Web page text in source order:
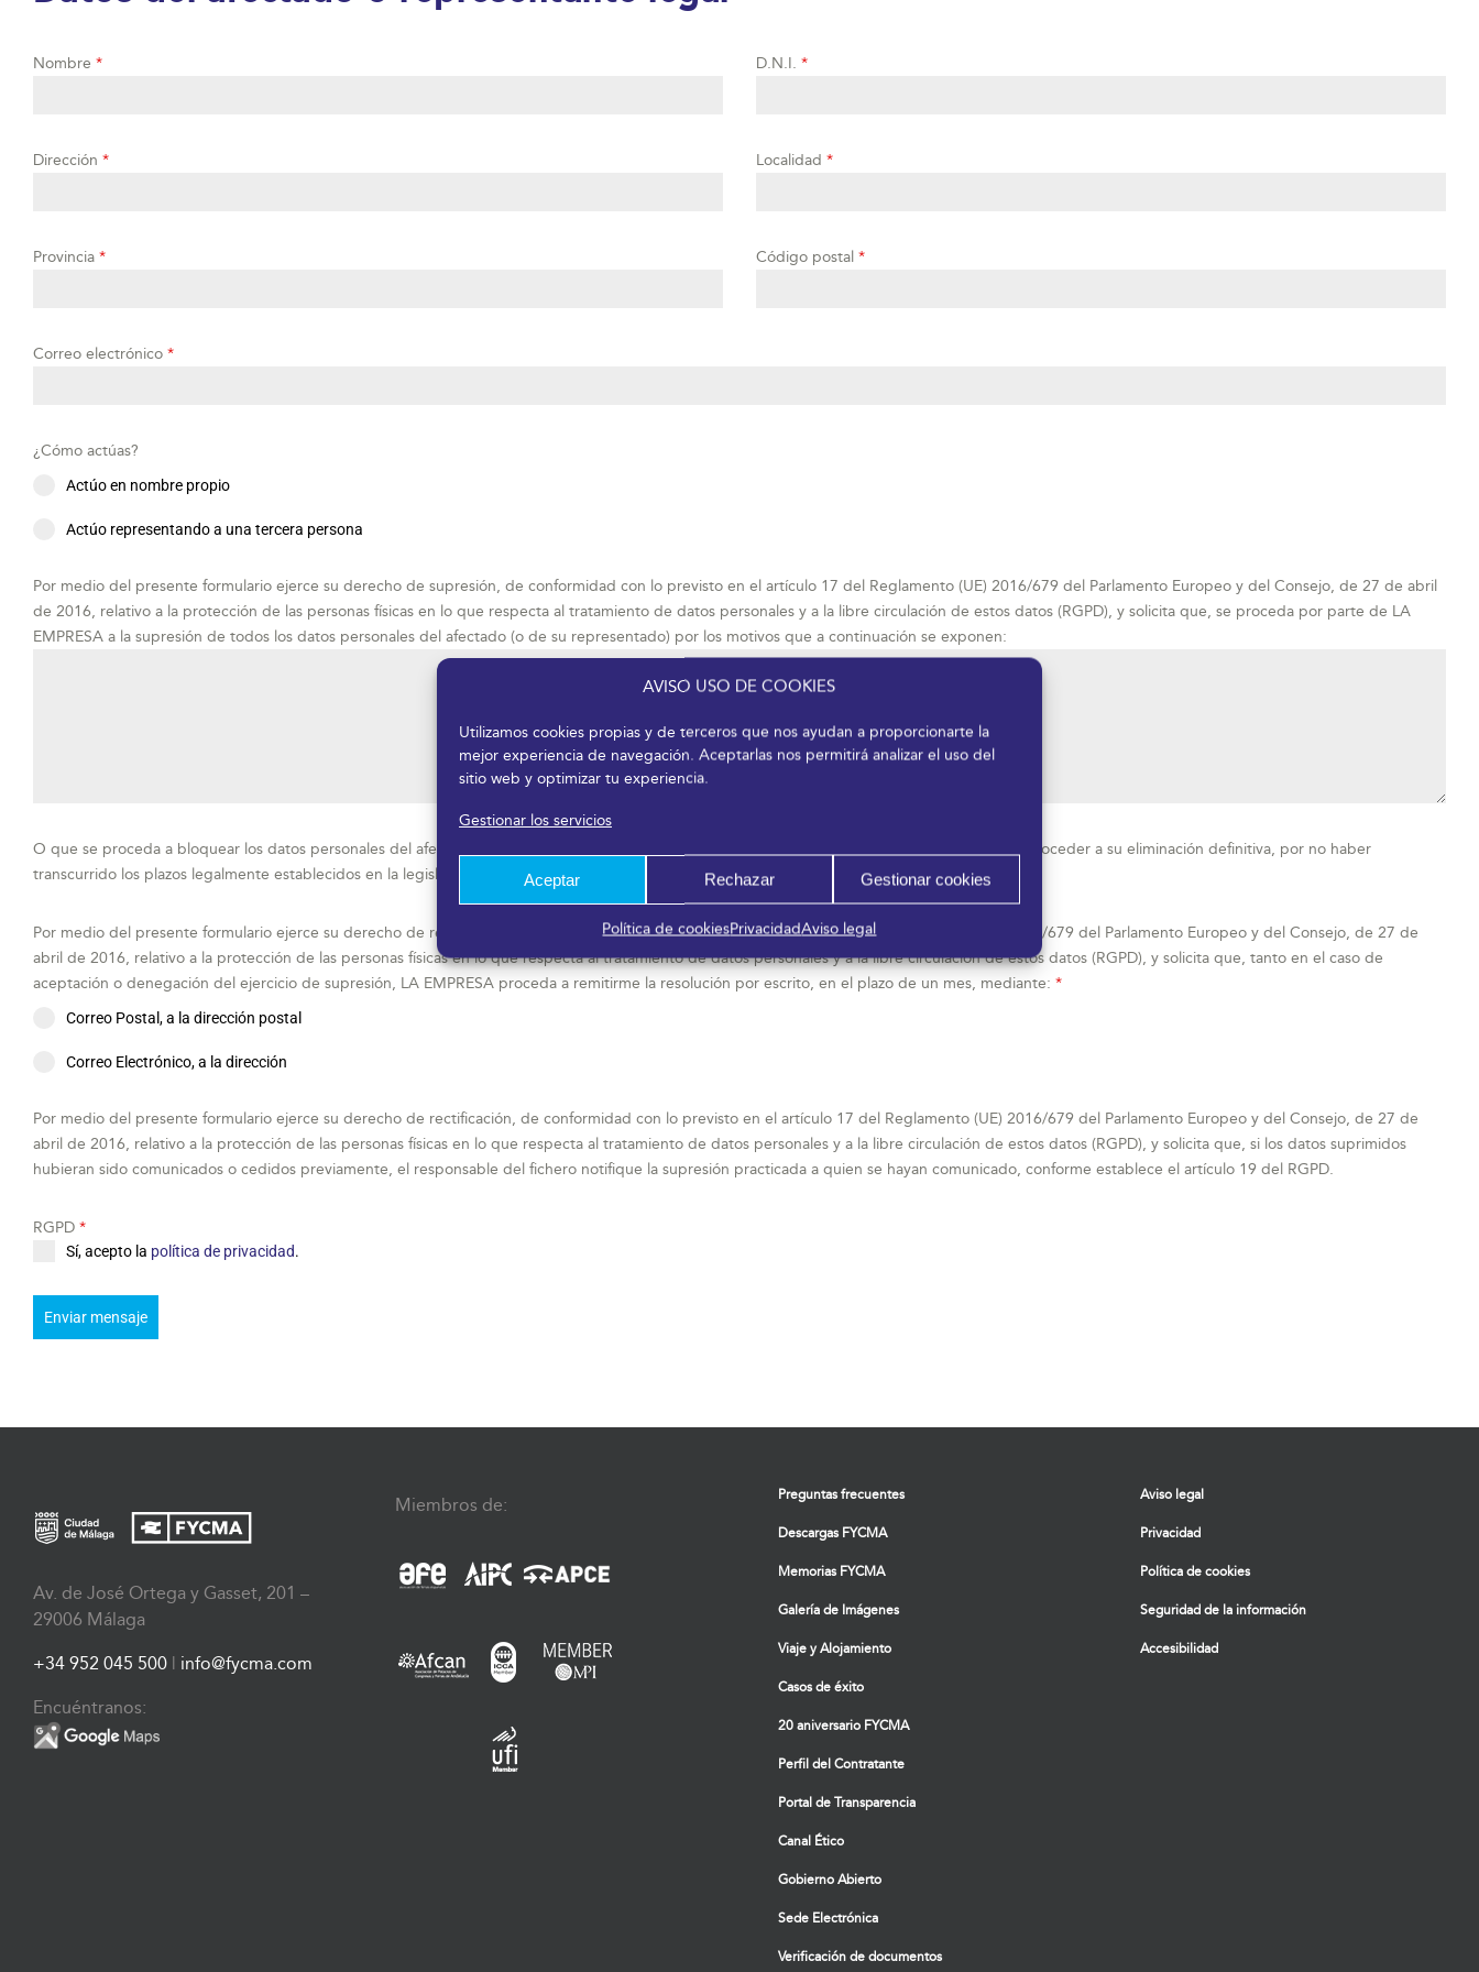
AVISO USO DE COOKIES
Utilizamos cookies propias y de terceros que nos ayudan a proporcionarte la
mejor experiencia de navegación. Aceptarlas nos permitirá analizar el uso del
sitio web y optimizar tu experiencia.
Gestionar los servicios
Aceptar Rechazar Gestionar cookies
Política de cookiesPrivacidadAviso legal
Nombre * D.N.I. *
Dirección * Localidad *
Provincia * Código postal *
Correo electrónico *
¿Cómo actúas?
Actúo en nombre propio
Actúo representando a una tercera persona
Por medio del presente formulario ejerce su derecho de supresión, de conformidad con lo previsto en el artículo 17 del Reglamento (UE) 2016/679 del Parlamento Europeo y del Consejo, de 27 de abril
de 2016, relativo a la protección de las personas físicas en lo que respecta al tratamiento de datos personales y a la libre circulación de estos datos (RGPD), y solicita que, se proceda por parte de LA
EMPRESA a la supresión de todos los datos personales del afectado (o de su representado) por los motivos que a continuación se exponen:
O que se proceda a bloquear los datos personales del afectado (o de su representado), en caso de que el Responsable del Fichero no pueda proceder a su eliminación definitiva, por no haber
transcurrido los plazos legalmente establecidos en la legislación vigente que resulte de aplicación a la actividad de LA EMPRESA.
Por medio del presente formulario ejerce su derecho de rectificación, de conformidad con lo previsto en el artículo 17 del Reglamento (UE) 2016/679 del Parlamento Europeo y del Consejo, de 27 de
abril de 2016, relativo a la protección de las personas físicas en lo que respecta al tratamiento de datos personales y a la libre circulación de estos datos (RGPD), y solicita que, tanto en el caso de
aceptación o denegación del ejercicio de supresión, LA EMPRESA proceda a remitirme la resolución por escrito, en el plazo de un mes, mediante: *
Correo Postal, a la dirección postal
Correo Electrónico, a la dirección
Por medio del presente formulario ejerce su derecho de rectificación, de conformidad con lo previsto en el artículo 17 del Reglamento (UE) 2016/679 del Parlamento Europeo y del Consejo, de 27 de
abril de 2016, relativo a la protección de las personas físicas en lo que respecta al tratamiento de datos personales y a la libre circulación de estos datos (RGPD), y solicita que, si los datos suprimidos
hubieran sido comunicados o cedidos previamente, el responsable del fichero notifique la supresión practicada a quien se hayan comunicado, conforme establece el artículo 19 del RGPD.
RGPD *
Sí, acepto la política de privacidad.
Enviar mensaje
Av. de José Ortega y Gasset, 201 –
29006 Málaga
+34 952 045 500 | info@fycma.com
Encuéntranos:
Miembros de: Preguntas frecuentes
Descargas FYCMA
Memorias FYCMA
Galería de Imágenes
Viaje y Alojamiento
Casos de éxito
20 aniversario FYCMA
Perfil del Contratante
Portal de Transparencia
Canal Ético
Gobierno Abierto
Sede Electrónica
Verificación de documentos
Aviso legal
Privacidad
Política de cookies
Seguridad de la información
Accesibilidad